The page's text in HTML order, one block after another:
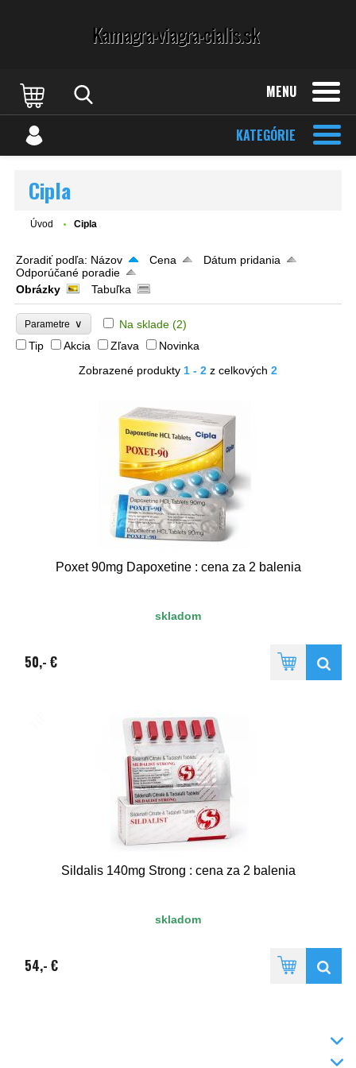
MENU
KATEGÓRIE
Cipla
Úvod Cipla
Zoradiť podľa: Názov Cena
Dátum pridania
Odporúčané poradie
Obrázky
Tabuľka
Parametre ∨ Na sklade (2)
Tip
Akcia Zľava
Novinka
Zobrazené produkty 1 - 2 z celkových 2
Poxet 90mg Dapoxetine : cena za 2 balenia
skladom
50,- €
Sildalis 140mg Strong : cena za 2 balenia
skladom
54,- €